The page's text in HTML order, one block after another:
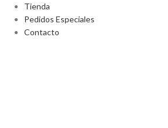
Tienda
Pedidos Especiales
Contacto